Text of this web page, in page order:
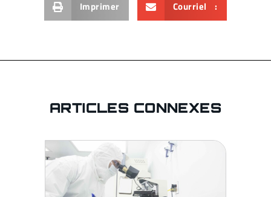
Imprimer Courriel :
ARTICLES CONNEXES